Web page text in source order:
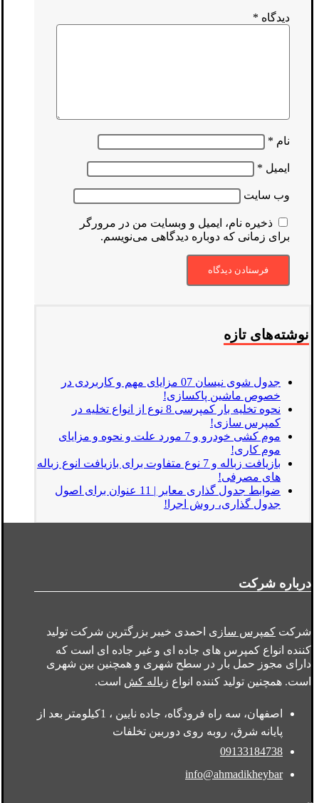
دیدگاه *
نام *
ایمیل *
وب‌ سایت
ذخیره نام، ایمیل و وبسایت من در مرورگر
برای زمانی که دوباره دیدگاهی می‌نویسم.
نوشته‌های تازه
جدول شوی نیسان 07 مزایای مهم و کاربردی در
خصوص ماشین پاکسازی!
نحوه تخلیه بار کمپرسی 8 نوع از انواع تخلیه در
کمپرس سازی!
موم کشی خودرو و 7 مورد علت و نحوه و مزایای
موم کاری!
بازیافت زباله و 7 نوع متفاوت برای بازیافت انوع زباله
های مصرفی!
ضوابط جدول گذاری معابر | 11 عنوان برای اصول
جدول گذاری، روش اجرا!
درباره شرکت
شرکت کمپرس سازی احمدی خیبر بزرگترین شرکت تولید
کننده انواع کمپرس های جاده ای و غیر جاده ای است که
دارای مجوز حمل بار در سطح شهری و همچنین بین شهری
است. همچنین تولید کننده انواع زباله کش است.
اصفهان، سه راه فرودگاه، جاده نایین ، 1کیلومتر بعد از
پایانه شرق، روبه روی دوربین تخلفات
09133184738
info@ahmadikheybar